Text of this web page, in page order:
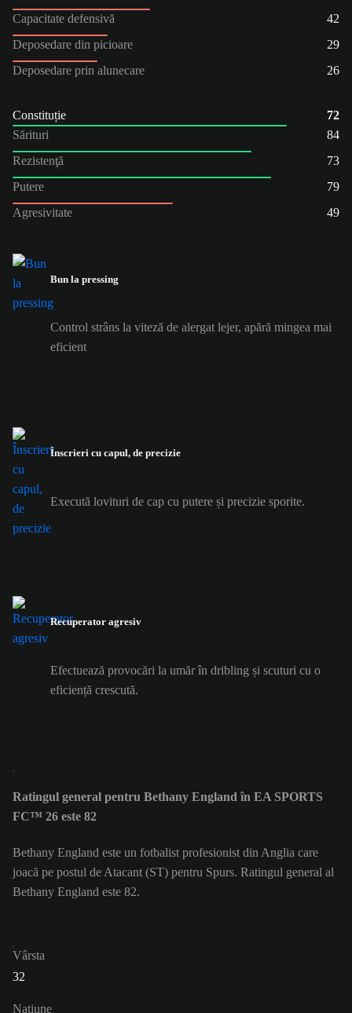
Capacitate defensivă
42
Deposedare din picioare
29
Deposedare prin alunecare
26
Constituție
72
Sărituri
84
Rezistenţă
73
Putere
79
Agresivitate
49
Bun la pressing
Control strâns la viteză de alergat lejer, apără mingea mai
eficient
Înscrieri cu capul, de precizie
Execută lovituri de cap cu putere și precizie sporite.
Recuperator agresiv
Efectuează provocări la umăr în dribling și scuturi cu o
eficiență crescută.
Ratingul general pentru Bethany England în EA SPORTS
FC™ 26 este 82
Bethany England este un fotbalist profesionist din Anglia care
joacă pe postul de Atacant (ST) pentru Spurs. Ratingul general al
Bethany England este 82.
Vârsta
32
Naţiune